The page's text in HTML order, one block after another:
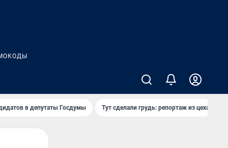
в депутаты Госдумы Тут сделали грудь: репортаж из цеха